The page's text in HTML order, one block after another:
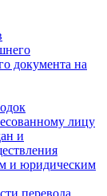
документа на
лицу
и
и юридическим
перевода